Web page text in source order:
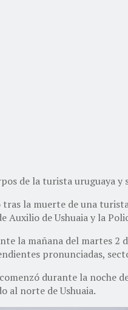
de la turista uruguaya
tras la muerte de una
Auxilio de Ushuaia y la
la mañana del martes
pronunciadas,
durante la noche
al norte de Ushuaia.